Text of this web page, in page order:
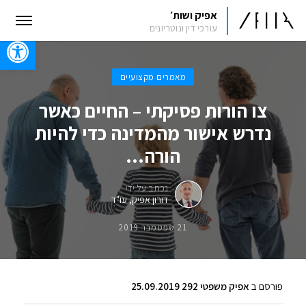
אפיק ושות׳
עורכי דין ונוטריונים
מאמרים מקצועיים
צו הורות פסיקתי – החיים כאשר
נדרש אישור מהמדינה כדי להיות
הורה…
נכתב על ידי
דורון אפיק, עו"ד
21 ספטמבר 2019
פורסם ב אפיק משפטי 292 25.09.2019